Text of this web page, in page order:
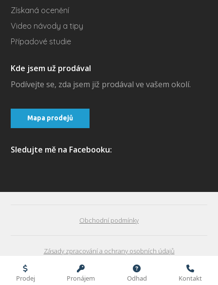
Prodej Pronájem Odhad Kontakt
Získaná ocenění
Video návody a tipy
Případové studie
Kde jsem už prodával
Podívejte se, zda jsem již prodával ve vašem okolí.
Mapa prodejů
Sledujte mě na Facebooku:
Obchodní podmínky
Zásady zpracování a ochrany osobních údajů
David Majer | realitní specialista - Jak prodat v Praze byt